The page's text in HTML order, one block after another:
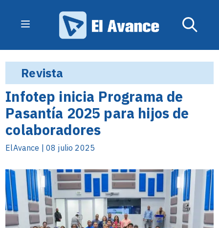
Revista
Infotep inicia Programa de
Pasantía 2025 para hijos de
colaboradores
ElAvance | 08 julio 2025